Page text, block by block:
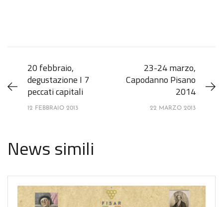
b
o
o
k
s
A
p
p
20 febbraio,
degustazione I 7
peccati capitali
12 FEBBRAIO 2013
23-24 marzo,
Capodanno Pisano
2014
22 MARZO 2013
News simili